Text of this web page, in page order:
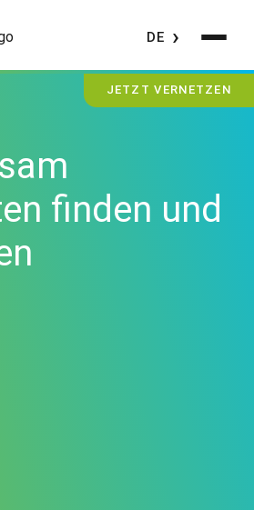
DE
JETZT VERNETZEN
finden und